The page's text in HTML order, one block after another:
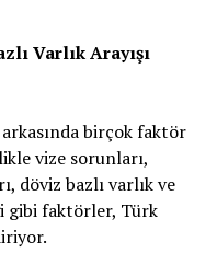
Varlık Arayışı
arkasında birçok faktör
vize sorunları,
döviz bazlı varlık ve
gibi faktörler, Türk